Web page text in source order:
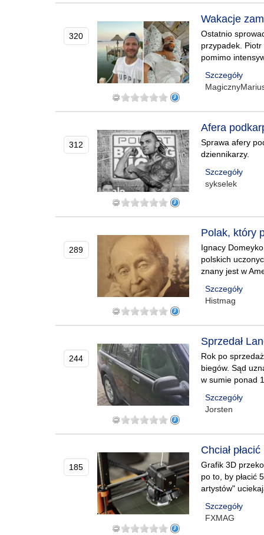
320
Wakacje
Ostatnio
przypadek.
pomimo
Szczegóły
312
Afera
Sprawa afery
dziennikarzy.
Szczegóły
sykselek
289
Polak, który
Ignacy
polskich
znany jest w
Szczegóły
Histmag
244
Sprzedał
Rok po
biegów. Sąd
w sumie ponad
Szczegóły
Jorsten
185
Chciał
Grafik 3D
po to, by płacić
artystów"
Szczegóły
FXMAG